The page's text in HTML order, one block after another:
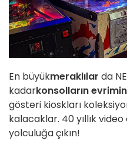
En büyükmeraklılar da
kadarkonsolların
gösteri kioskları
kalacaklar. 40 yıllık
yolculuğa çıkın!